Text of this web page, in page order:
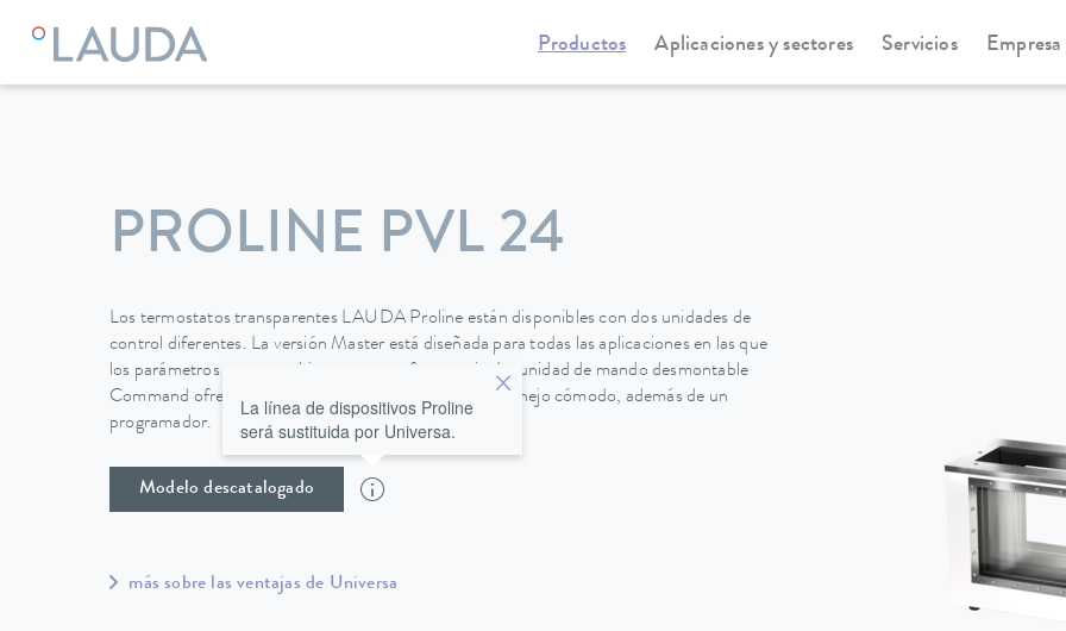
Productos Aplicaciones y sectores Servicios Empresa
LAUDA Equipos de termorregulación Viscotemp Pro-Serie Viscotemp Pro-Serie
PROLINE PVL 24
Los termostatos transparentes LAUDA Proline están disponibles con dos unidades de
control diferentes. La versión Master está diseñada para todas las aplicaciones en las que
los parámetros no se cambian con tanta frecuencia. La unidad de mando desmontable
Command ofrece una pantalla LCD gráfica para un manejo cómodo, además de un
programador.
Modelo descatalogado
La línea de dispositivos Proline
será sustituida por Universa.
más sobre las ventajas de Universa